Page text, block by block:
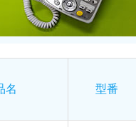
名 型番